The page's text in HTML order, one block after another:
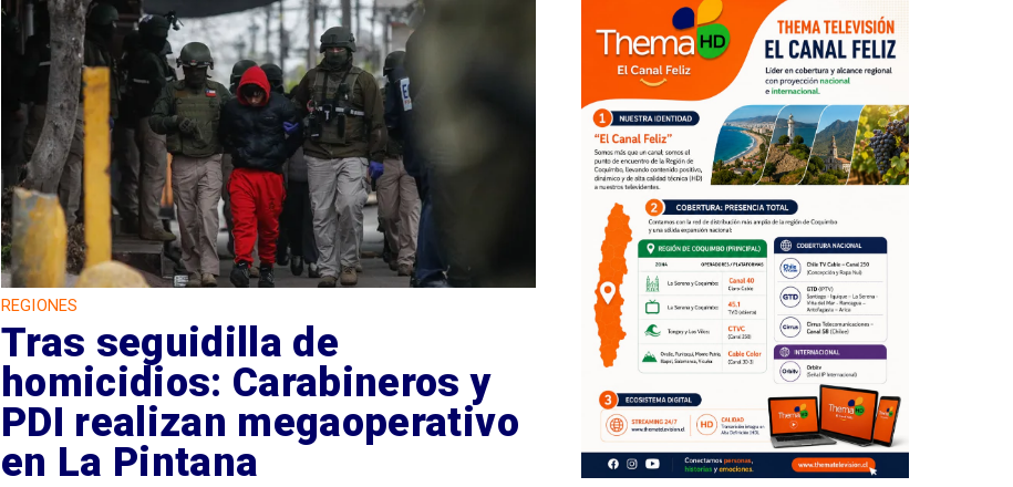
REGIONES
Tras seguidilla de
homicidios: Carabineros y
PDI realizan megaoperativo
en La Pintana